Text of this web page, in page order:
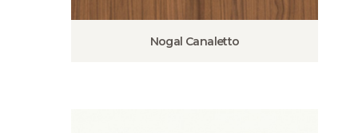
Nogal Canaletto